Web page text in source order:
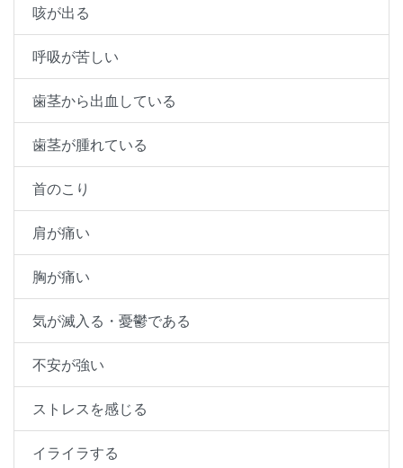
咳が出る
呼吸が苦しい
歯茎から出血している
歯茎が腫れている
首のこり
肩が痛い
胸が痛い
気が滅入る・憂鬱である
不安が強い
ストレスを感じる
イライラする